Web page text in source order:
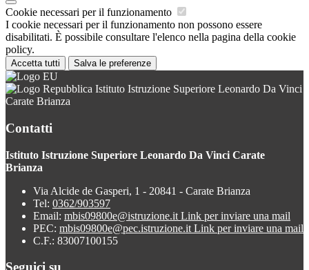
Cookie necessari per il funzionamento
I cookie necessari per il funzionamento non possono essere
disabilitati. È possibile consultare l'elenco nella pagina della cookie
policy.
Accetta tutti Salva le preferenze
Istituto Istruzione Superiore Leonardo Da Vinci
Carate Brianza
Contatti
Istituto Istruzione Superiore Leonardo Da Vinci Carate
Brianza
Via Alcide de Gasperi, 1 - 20841 - Carate Brianza
Tel: 0362/903597
Email: mbis09800e@istruzione.it Link per inviare una mail
PEC: mbis09800e@pec.istruzione.it Link per inviare una mail
C.F.: 83007100155
Seguici su